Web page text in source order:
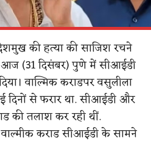
की हत्या की साजिश रचने
(31 दिसंबर) पुणे में सीआईडी
वाल्मिक कराडपर वसुलीला
दिनों से फरार था. सीआईडी ​​और
की तलाश कर रही थीं.
कराड सीआईडी ​के सामने